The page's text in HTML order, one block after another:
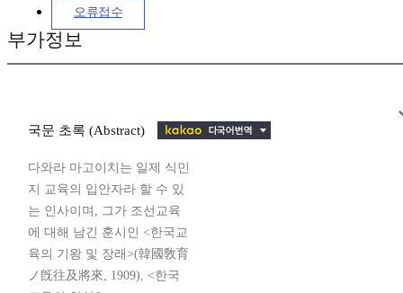
오류접수
부가정보
국문 초록 (Abstract)
다와라 마고이치는 일제 식민
지 교육의 입안자라 할 수 있
는 인사이며, 그가 조선교육
에 대해 남긴 훈시인 <한국교
육의 기왕 및 장래>(韓國敎育
ノ旣往及將來, 1909), <한국